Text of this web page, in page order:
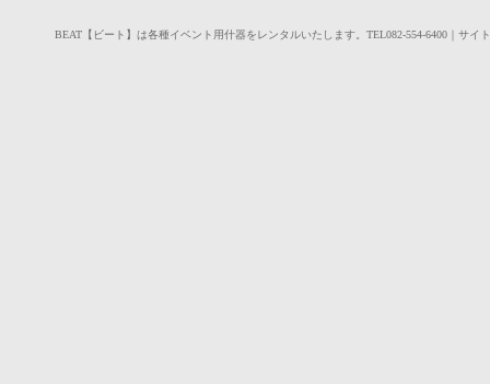
BEAT【ビート】は各種イベント用什器をレンタルいたします。TEL082-554-6400｜サイ